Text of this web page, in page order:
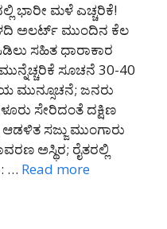
ಭಾರೀ ಮಳೆ ಎಚ್ಚರಿಕೆ!
ಅಲರ್ಟ್ ಮುಂದಿನ ಕೆಲ
ಸಹಿತ ಧಾರಾಕಾರ
ಸೂಚನೆ 30-40
ಮುನ್ಸೂಚನೆ; ಜನರು
ಸೇರಿದಂತೆ ದಕ್ಷಿಣ
ಸಜ್ಜು ಮುಂಗಾರು
ಅಸ್ಥಿರ; ರೈತರಲ್ಲಿ
… Read more